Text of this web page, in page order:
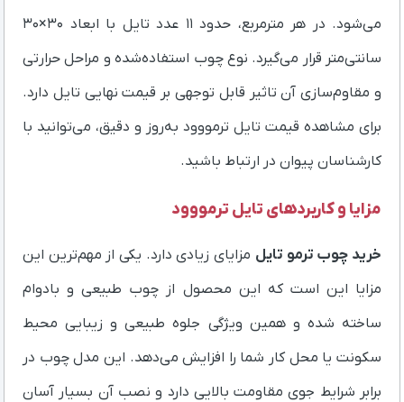
می‌شود. در هر مترمربع، حدود ۱۱ عدد تایل با ابعاد ۳۰×۳۰
سانتی‌متر قرار می‌گیرد. نوع چوب استفاده‌شده و مراحل حرارتی
و مقاوم‌سازی آن تاثیر قابل توجهی بر قیمت نهایی تایل دارد.
برای مشاهده قیمت تایل ترمووود به‌روز و دقیق، می‌توانید با
کارشناسان پیوان در ارتباط باشید.
مزایا و کاربردهای تایل ترمووود
خرید چوب ترمو تایلمزایای زیادی دارد. یکی از مهم‌ترین این
مزایا این است که این محصول از چوب طبیعی و بادوام
ساخته شده و همین ویژگی جلوه طبیعی و زیبایی محیط
سکونت یا محل کار شما را افزایش می‌دهد. این مدل چوب در
برابر شرایط جوی مقاومت بالایی دارد و نصب آن بسیار آسان